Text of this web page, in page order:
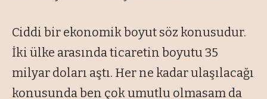
Ciddi bir ekonomik boyut söz konusudur.
İki ülke arasında ticaretin boyutu 35
milyar doları aştı. Her ne kadar ulaşılacağı
konusunda ben çok umutlu olmasam da